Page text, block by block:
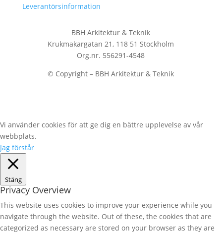
Leverantörsinformation
BBH Arkitektur & Teknik
Krukmakargatan 21, 118 51 Stockholm
Org.nr. 556291-4548
© Copyright – BBH Arkitektur & Teknik
Vi använder cookies för att ge dig en bättre upplevelse av vår
webbplats.
Jag förstår
Stäng
Privacy Overview
This website uses cookies to improve your experience while you
navigate through the website. Out of these, the cookies that are
categorized as necessary are stored on your browser as they are